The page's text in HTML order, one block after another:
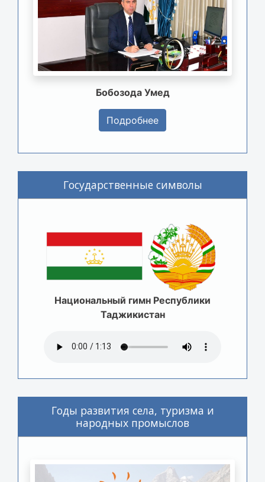
Бобозода Умед
Подробнее
Государственные символы
Национальный гимн Республики
Таджикистан
Годы развития села, туризма и
народных промыслов